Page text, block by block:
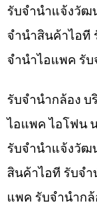
รับจํานําแจ้งวัฒ
จำนำสินค้าไอที
จำนำไอแพค รั
รับจำนำกล้อง
ไอแพค ไอโฟน
รับจํานําแจ้งวัฒ
สินค้าไอที รับจ
แพค รับจำนำกล้